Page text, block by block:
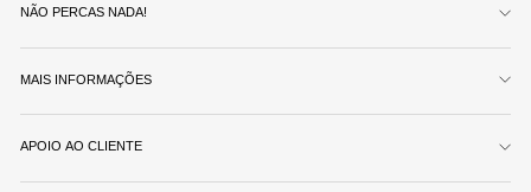
NÃO PERCAS NADA!
MAIS INFORMAÇÕES
APOIO AO CLIENTE